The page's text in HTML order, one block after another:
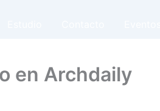
en Archdaily